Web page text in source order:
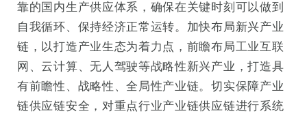
靠的国内生产供应体系，确保在关键时刻可以做到
自我循环、保持经济正常运转。加快布局新兴产业
链，以打造产业生态为着力点，前瞻布局工业互联
网、云计算、无人驾驶等战略性新兴产业，打造具
有前瞻性、战略性、全局性产业链。切实保障产业
链供应链安全，对重点行业产业链供应链进行系统